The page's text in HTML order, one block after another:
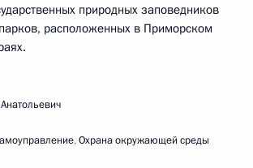
природных заповедников
расположенных в Приморском
,Охрана окружающей среды